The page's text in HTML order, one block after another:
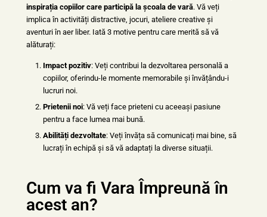
inspirația copiilor care participă la școala de vară. Vă veți
implica în activități distractive, jocuri, ateliere creative și
aventuri în aer liber. Iată 3 motive pentru care merită să vă
alăturați:
Impact pozitiv: Veți contribui la dezvoltarea personală a
copiilor, oferindu-le momente memorabile și învățându-i
lucruri noi.
Prietenii noi: Vă veți face prieteni cu aceeași pasiune
pentru a face lumea mai bună.
Abilități dezvoltate: Veți învăța să comunicați mai bine, să
lucrați în echipă și să vă adaptați la diverse situații.
Cum va fi Vara Împreună în
acest an?